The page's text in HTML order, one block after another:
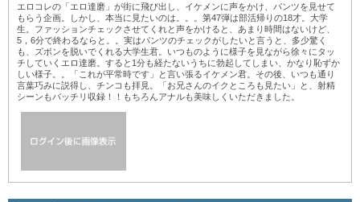
エロコレの「エロ達磨」が街に飛び出し、イケメンに声をかけ、パンツを見せて
もらう企画。しかし、本当に見たいのは。。。第47弾は部活帰りの18才。大学
生。ファッションチェックさせてくれと声をかけると、あまり時間はないけど、
5，6分で終わるならと。。実はパンツのチェックがしたいと言うと、多少驚く
も、ズボンを脱いでくれる大学生君。いつものように様子を見ながら徐々にタッ
チしていくエロ達磨。すると1分も経たないうちに勃起してしまい、かなり恥ずか
しい様子。。「これが平常時です」と言い張るイケメン君。その後、いつも通り
言葉巧みに説得し、チンコも拝見。「お兄さんのイクところも見たい」と、射精
シーンもバッチリ収録！！もちろんアナルも美味しくいただきました。